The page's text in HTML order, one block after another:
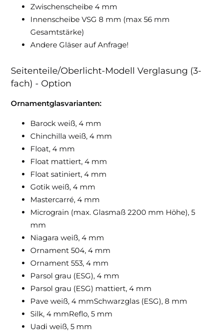
Zwischenscheibe 4 mm
Innenscheibe VSG 8 mm (max 56 mm
Gesamtstärke)
Andere Gläser auf Anfrage!
Seitenteile/Oberlicht-Modell Verglasung (3-
fach) - Option
Ornamentglasvarianten:
Barock weiß, 4 mm
Chinchilla weiß, 4 mm
Float, 4 mm
Float mattiert, 4 mm
Float satiniert, 4 mm
Gotik weiß, 4 mm
Mastercarré, 4 mm
Micrograin (max. Glasmaß 2200 mm Höhe), 5
mm
Niagara weiß, 4 mm
Ornament 504, 4 mm
Ornament 553, 4 mm
Parsol grau (ESG), 4 mm
Parsol grau (ESG) mattiert, 4 mm
Pave weiß, 4 mmSchwarzglas (ESG), 8 mm
Silk, 4 mmReflo, 5 mm
Uadi weiß, 5 mm